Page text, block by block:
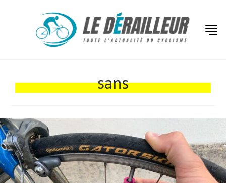
sans
Tests de produits
Tendances
Tous nos articles
À propos